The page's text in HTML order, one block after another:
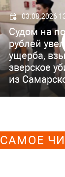
03.08.2026
Судом на
рублей
ущерба,
зверское
из
САМОЕ